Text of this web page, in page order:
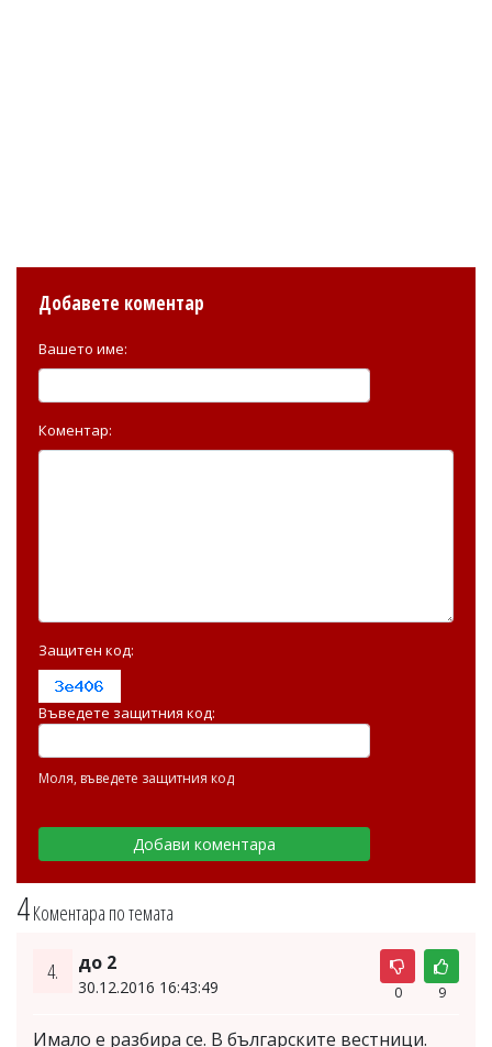
4Коментара по темата
4. до 2
30.12.2016 16:43:49 0 9
Имало е разбира се. В българските вестници.
Добавете коментар
Вашето име:
Коментар:
Защитен код:
Въведете защитния код:
Моля, въведете защитния код